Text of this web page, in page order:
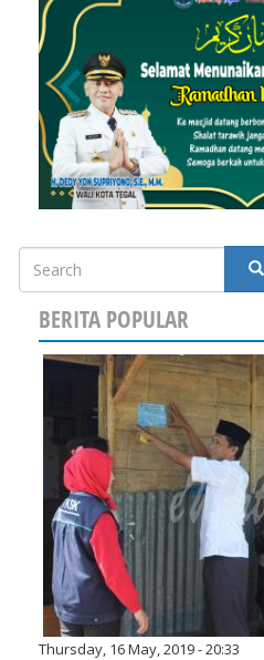
Search
BERITA POPULAR
Thursday, 16 May, 2019 - 20:33